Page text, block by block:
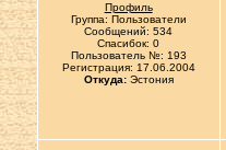
Профиль
Группа: Пользователи
Сообщений: 534
Спасибок: 0
Пользователь №: 193
Регистрация: 17.06.2004
Откуда:Эстония